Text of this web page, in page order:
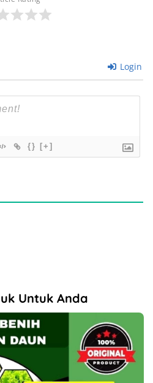
Login
{} [+]
Untuk Anda